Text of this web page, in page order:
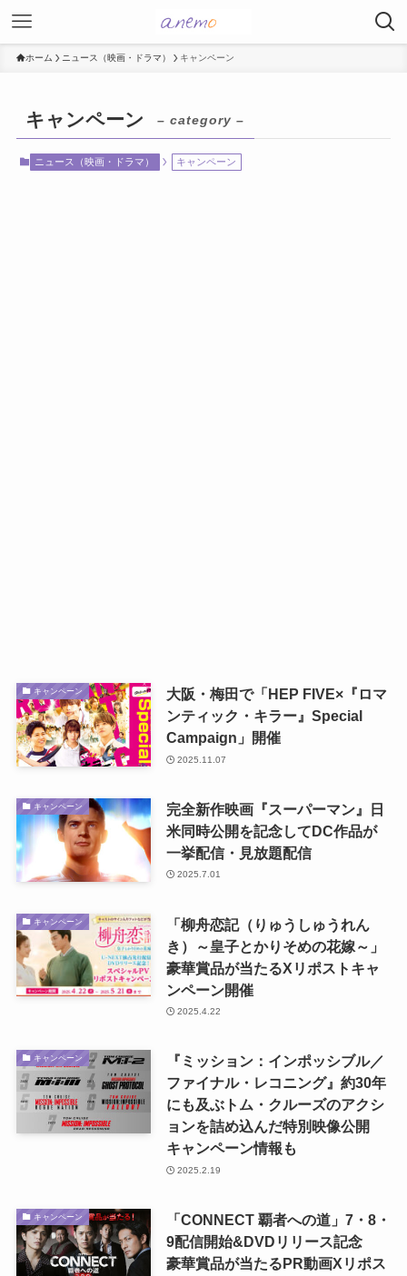
ホーム ニュース（映画・ドラマ） キャンペーン
キャンペーン – category –
ニュース（映画・ドラマ） キャンペーン
キャンペーン
大阪・梅田で「HEP FIVE×『ロマ
ンティック・キラー』Special
Campaign」開催
2025.11.07
キャンペーン
完全新作映画『スーパーマン』日
米同時公開を記念してDC作品が
一挙配信・見放題配信
2025.7.01
キャンペーン
「柳舟恋記（りゅうしゅうれん
き）～皇子とかりそめの花嫁～」
豪華賞品が当たるXリポストキャ
ンペーン開催
2025.4.22
キャンペーン
『ミッション：インポッシブル／
ファイナル・レコニング』約30年
にも及ぶトム・クルーズのアクシ
ョンを詰め込んだ特別映像公開
キャンペーン情報も
2025.2.19
キャンペーン
「CONNECT 覇者への道」7・8・
9配信開始&DVDリリース記念
豪華賞品が当たるPR動画Xリポス